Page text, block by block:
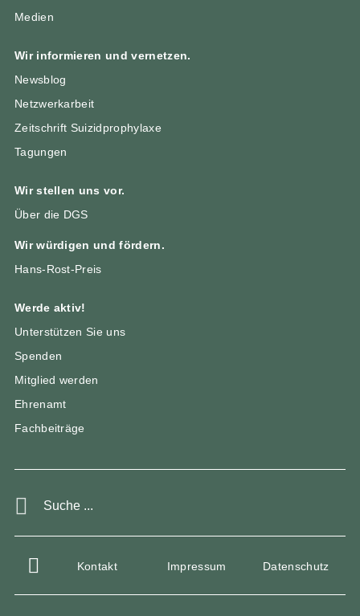
Medien
Wir informieren und vernetzen.
Newsblog
Netzwerkarbeit
Zeitschrift Suizidprophylaxe
Tagungen
Wir stellen uns vor.
Über die DGS
Wir würdigen und fördern.
Hans-Rost-Preis
Werde aktiv!
Unterstützen Sie uns
Spenden
Mitglied werden
Ehrenamt
Fachbeiträge
Kontakt Impressum Datenschutz